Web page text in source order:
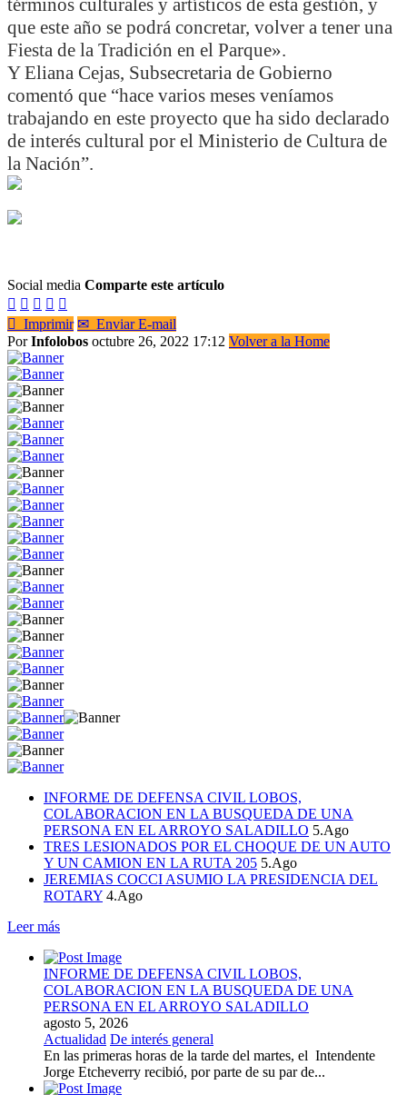
términos culturales y artísticos de esta gestión, y
que este año se podrá concretar, volver a tener una
Fiesta de la Tradición en el Parque».
Y Eliana Cejas, Subsecretaria de Gobierno
comentó que “hace varios meses veníamos
trabajando en este proyecto que ha sido declarado
de interés cultural por el Ministerio de Cultura de
la Nación”.
Social media Comparte este artículo
    
 Imprimir ✉ Enviar E-mail
PorInfolobos octubre 26, 2022 17:12 Volver a la Home
INFORME DE DEFENSA CIVIL LOBOS,
COLABORACION EN LA BUSQUEDA DE UNA
PERSONA EN EL ARROYO SALADILLO 5.Ago
TRES LESIONADOS POR EL CHOQUE DE UN AUTO
Y UN CAMION EN LA RUTA 205 5.Ago
JEREMIAS COCCI ASUMIO LA PRESIDENCIA DEL
ROTARY 4.Ago
Leer más
INFORME DE DEFENSA CIVIL LOBOS,
COLABORACION EN LA BUSQUEDA DE UNA
PERSONA EN EL ARROYO SALADILLO
agosto 5, 2026
Actualidad De interés general
En las primeras horas de la tarde del martes, el Intendente
Jorge Etcheverry recibió, por parte de su par de...